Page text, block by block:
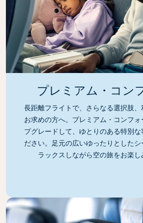
プレミアム・コン
長距離フライトで、さらなる選択肢
お求めの方へ。プレミアム・コンフ
プグレードして、ゆとりのある特別な
ださい。足元の広いゆったりとしたシ
ラックスしながら空の旅をお楽し